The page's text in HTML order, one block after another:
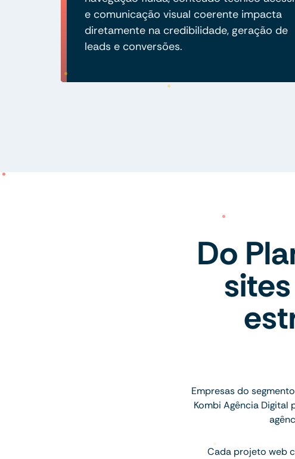
e comunicação visual coerente impacta
diretamente na credibilidade, geração de
leads e conversões.
Do
Empresas do
Kombi Agência
Cada projeto web